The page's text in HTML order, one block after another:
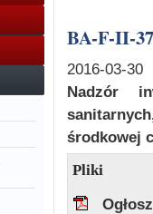
BA-F-II-
2016-03-30
Nadzór
środkowej
Pliki